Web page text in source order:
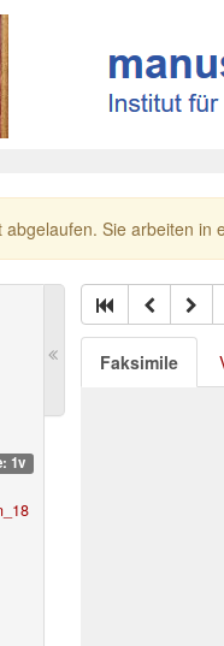
Sie arbeiten in
1v
Faksimile